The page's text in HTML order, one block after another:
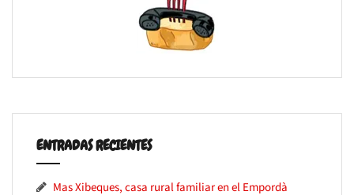
ENTRADAS RECIENTES
Mas Xibeques, casa rural familiar en el Empordà